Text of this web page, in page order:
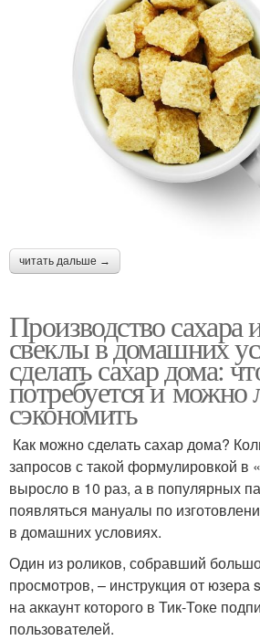
читать дальше →
Производство сахара
свеклы в домашних
сделать сахар дома:
потребуется и можно
сэкономить
Как можно сделать сахар дома?
запросов с такой формулировкой в
выросло в 10 раз, а в популярных
появляться мануалы по
в домашних условиях.
Один из роликов, собравший
просмотров, – инструкция от юзера
на аккаунт которого в Тик-Токе
пользователей.